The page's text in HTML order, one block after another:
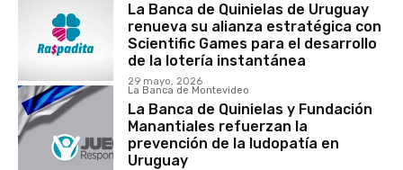
La Banca de Quinielas de Uruguay
renueva su alianza estratégica con
Scientific Games para el desarrollo
de la lotería instantánea
29 mayo, 2026
La Banca de Montevideo
La Banca de Quinielas y Fundación
Manantiales refuerzan la
prevención de la ludopatía en
Uruguay